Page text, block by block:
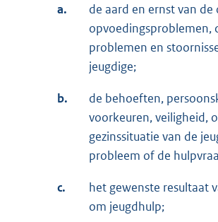
a.
de aard en ernst van
opvoedingsproblemen,
problemen en
jeugdige;
b.
de behoeften,
voorkeuren, veiligheid,
gezinssituatie van de
probleem of de
c.
het gewenste resultaat
om jeugdhulp;